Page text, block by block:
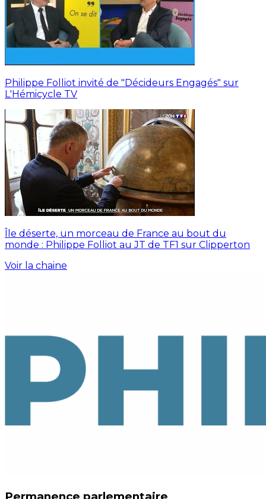
Philippe Folliot invité de "Décideurs Engagés" sur
L'Hémicycle TV
Île déserte, un morceau de France au bout du
monde : Philippe Folliot au JT de TF1 sur Clipperton
Voir la chaine
Permanence parlementaire